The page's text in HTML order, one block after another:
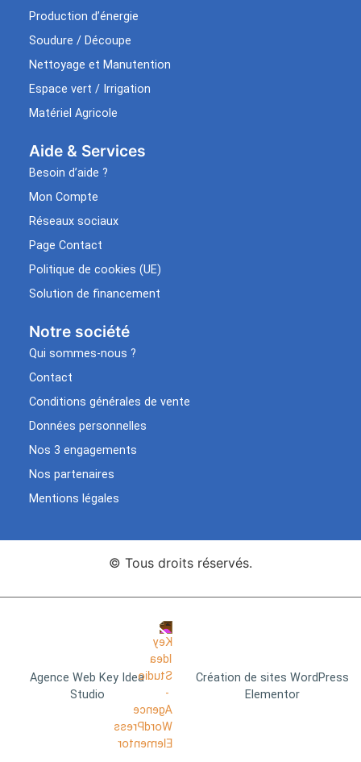
Production d’énergie
Soudure / Découpe
Nettoyage et Manutention
Espace vert / Irrigation
Matériel Agricole
Aide & Services​
Besoin d’aide ?
Mon Compte
Réseaux sociaux
Page Contact
Politique de cookies (UE)
Solution de financement
Notre société
Qui sommes-nous ?
Contact
Conditions générales de vente
Données personnelles
Nos 3 engagements
Nos partenaires
Mentions légales
© Tous droits réservés.
Agence Web Key Idea
Studio
Création de sites WordPress
Elementor